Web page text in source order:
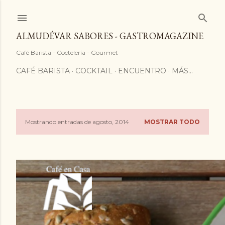
ALMUDÉVAR SABORES - GASTROMAGAZINE
Café Barista - Coctelería - Gourmet
CAFÉ BARISTA COCKTAIL ENCUENTRO MÁS…
E
t
r
a
Mostrando entradas de agosto, 2014 MOSTRAR TODO